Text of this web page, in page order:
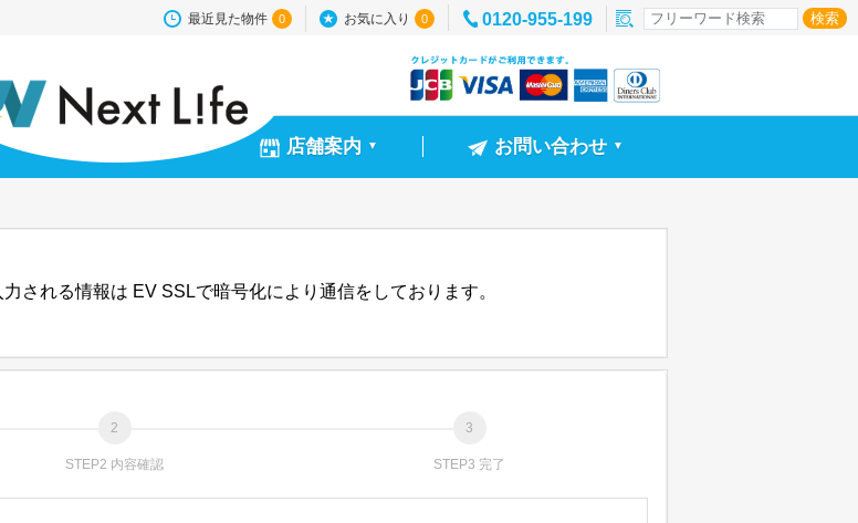
最近見た物件 0 お気に入り 0 0120-955-199
店舗案内 ▼ お問い合わせ ▼
される情報は EV SSLで暗号化により通信をしております。
STEP2 内容確認 STEP3 完了